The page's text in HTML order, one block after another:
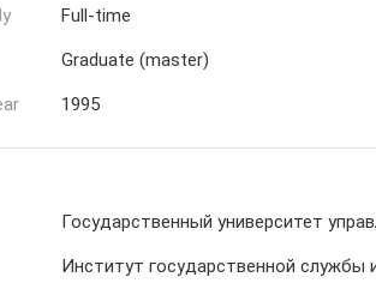
Full-time
Graduate (master)
1995
Государственный университет
Институт государственной службы